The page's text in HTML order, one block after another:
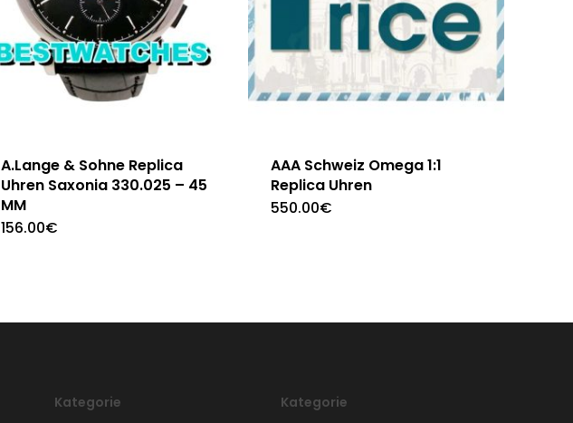
A.Lange & Sohne Replica
Uhren Saxonia 330.025 – 45
MM
156.00€
AAA Schweiz Omega 1:1
Replica Uhren
550.00€
Kategorie Kategorie